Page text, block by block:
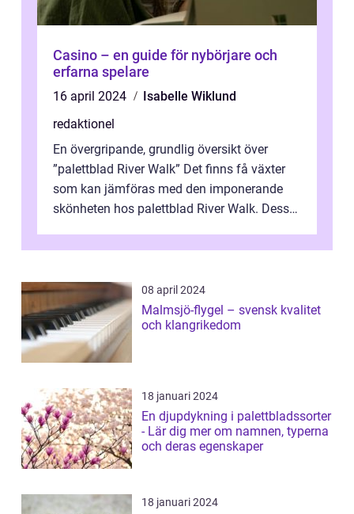
Casino – en guide för nybörjare och
erfarna spelare
16 april 2024
Isabelle Wiklund
redaktionel
En övergripande, grundlig översikt över
”palettblad River Walk” Det finns få växter
som kan jämföras med den imponerande
skönheten hos palettblad River Walk. Dess
08 april 2024
Malmsjö-flygel – svensk kvalitet
och klangrikedom
18 januari 2024
En djupdykning i palettbladssorter
- Lär dig mer om namnen, typerna
och deras egenskaper
18 januari 2024